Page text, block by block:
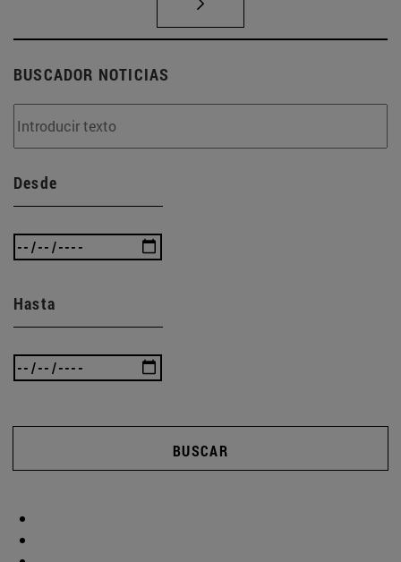
BUSCADOR NOTICIAS
Desde
Hasta
BUSCAR